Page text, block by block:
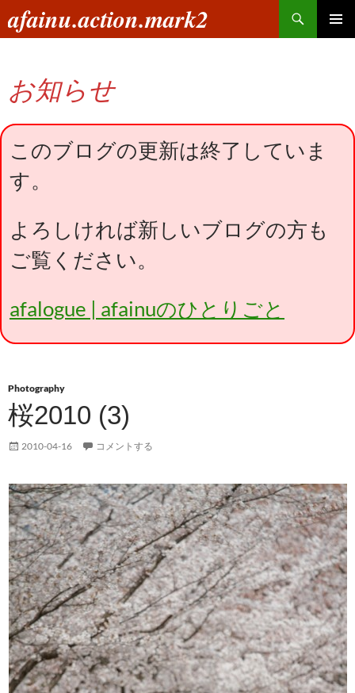
ン
へ
ス
キ
プ
afainu.action.mark2
索
お知らせ
このブログの更新は終了していま
す。
よろしければ新しいブログの方も
ご覧ください。
afalogue | afainuのひとりごと
Photography
桜2010 (3)
2010-04-16 コメントする